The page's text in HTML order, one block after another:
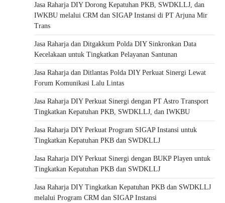
Jasa Raharja DIY Dorong Kepatuhan PKB, SWDKLLJ, dan
IWKBU melalui CRM dan SIGAP Instansi di PT Arjuna Mir
Trans
Jasa Raharja dan Ditgakkum Polda DIY Sinkronkan Data
Kecelakaan untuk Tingkatkan Pelayanan Santunan
Jasa Raharja dan Ditlantas Polda DIY Perkuat Sinergi Lewat
Forum Komunikasi Lalu Lintas
Jasa Raharja DIY Perkuat Sinergi dengan PT Astro Transport
Tingkatkan Kepatuhan PKB, SWDKLLJ, dan IWKBU
Jasa Raharja DIY Perkuat Program SIGAP Instansi untuk
Tingkatkan Kepatuhan PKB dan SWDKLLJ
Jasa Raharja DIY Perkuat Sinergi dengan BUKP Playen untuk
Tingkatkan Kepatuhan PKB dan SWDKLLJ
Jasa Raharja DIY Tingkatkan Kepatuhan PKB dan SWDKLLJ
melalui Program CRM dan SIGAP Instansi